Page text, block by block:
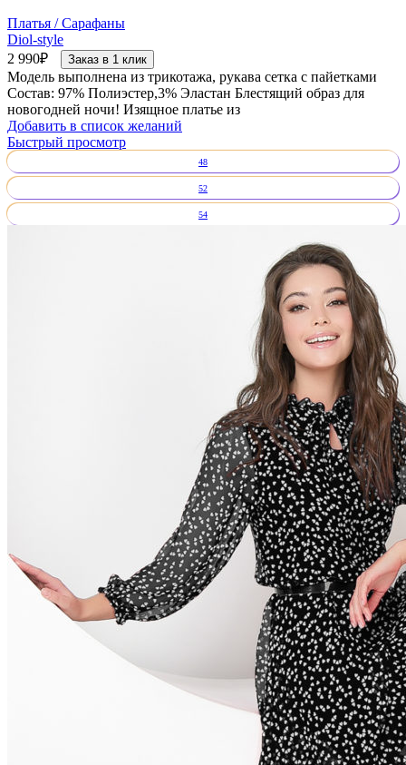
Платья / Сарафаны
Diol-style
2 990₽ Заказ в 1 клик
Модель выполнена из трикотажа, рукава сетка с пайетками
Состав: 97% Полиэстер,3% Эластан Блестящий образ для
новогодней ночи! Изящное платье из
Добавить в список желаний
Быстрый просмотр
48
52
54